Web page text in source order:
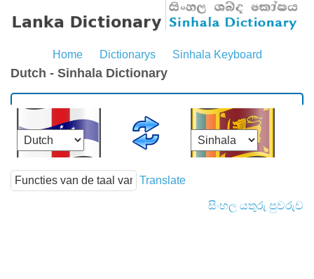
Home Dictionarys Sinhala Keyboard
Dutch - Sinhala Dictionary
Translate
සිංහල යතුරු පුවරුව